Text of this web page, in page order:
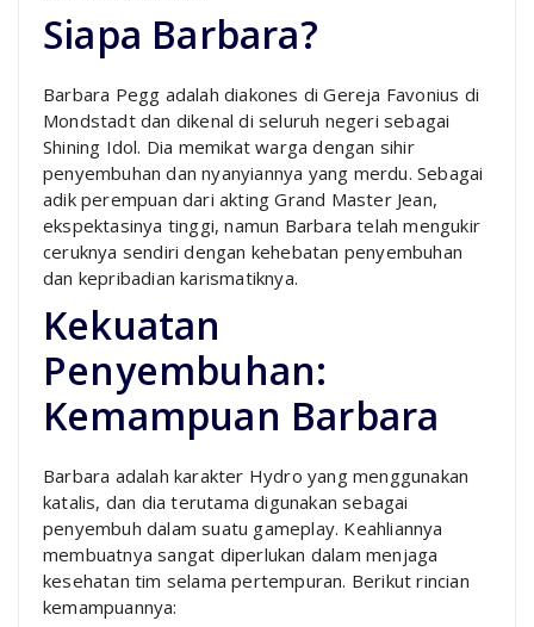
Siapa Barbara?
Barbara Pegg adalah diakones di Gereja Favonius di
Mondstadt dan dikenal di seluruh negeri sebagai
Shining Idol. Dia memikat warga dengan sihir
penyembuhan dan nyanyiannya yang merdu. Sebagai
adik perempuan dari akting Grand Master Jean,
ekspektasinya tinggi, namun Barbara telah mengukir
ceruknya sendiri dengan kehebatan penyembuhan
dan kepribadian karismatiknya.
Kekuatan
Penyembuhan:
Kemampuan Barbara
Barbara adalah karakter Hydro yang menggunakan
katalis, dan dia terutama digunakan sebagai
penyembuh dalam suatu gameplay. Keahliannya
membuatnya sangat diperlukan dalam menjaga
kesehatan tim selama pertempuran. Berikut rincian
kemampuannya: